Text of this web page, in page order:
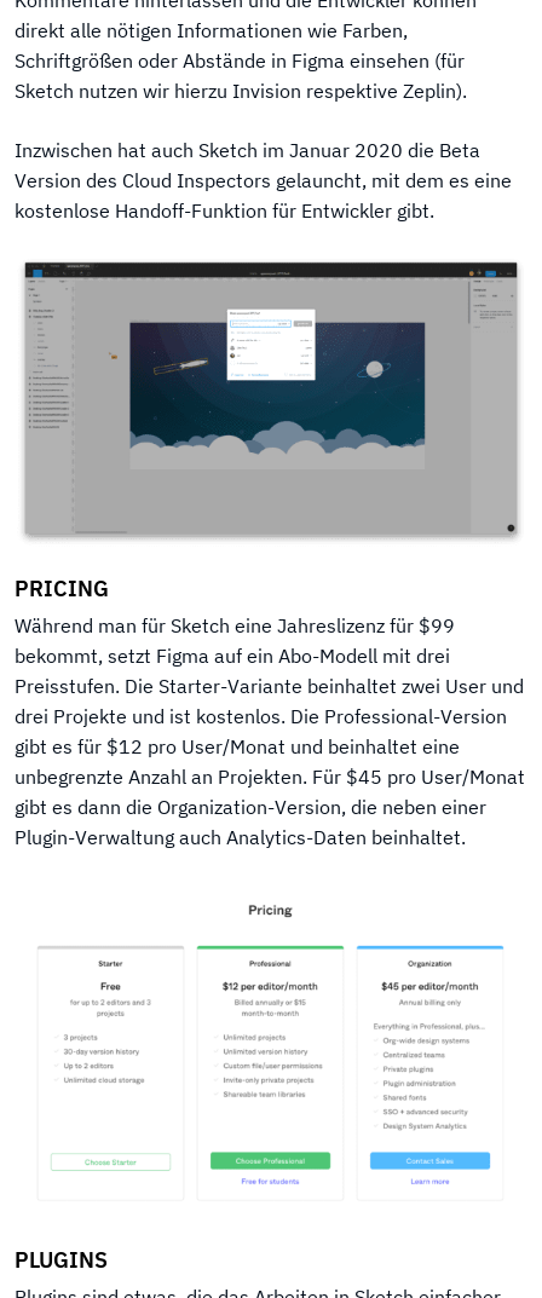
direkt alle nötigen Informationen wie Farben,
Schriftgrößen oder Abstände in Figma einsehen (für
Sketch nutzen wir hierzu Invision respektive Zeplin).
Inzwischen hat auch Sketch im Januar 2020 die Beta
Version des Cloud Inspectors gelauncht, mit dem es eine
kostenlose Handoff-Funktion für Entwickler gibt.
PRICING
Während man für Sketch eine Jahreslizenz für $99
bekommt, setzt Figma auf ein Abo-Modell mit drei
Preisstufen. Die Starter-Variante beinhaltet zwei User und
drei Projekte und ist kostenlos. Die Professional-Version
gibt es für $12 pro User/Monat und beinhaltet eine
unbegrenzte Anzahl an Projekten. Für $45 pro User/Monat
gibt es dann die Organization-Version, die neben einer
Plugin-Verwaltung auch Analytics-Daten beinhaltet.
PLUGINS